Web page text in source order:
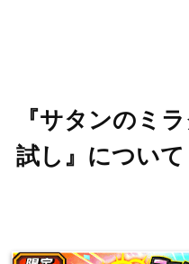
『サタンのミ
試し』について